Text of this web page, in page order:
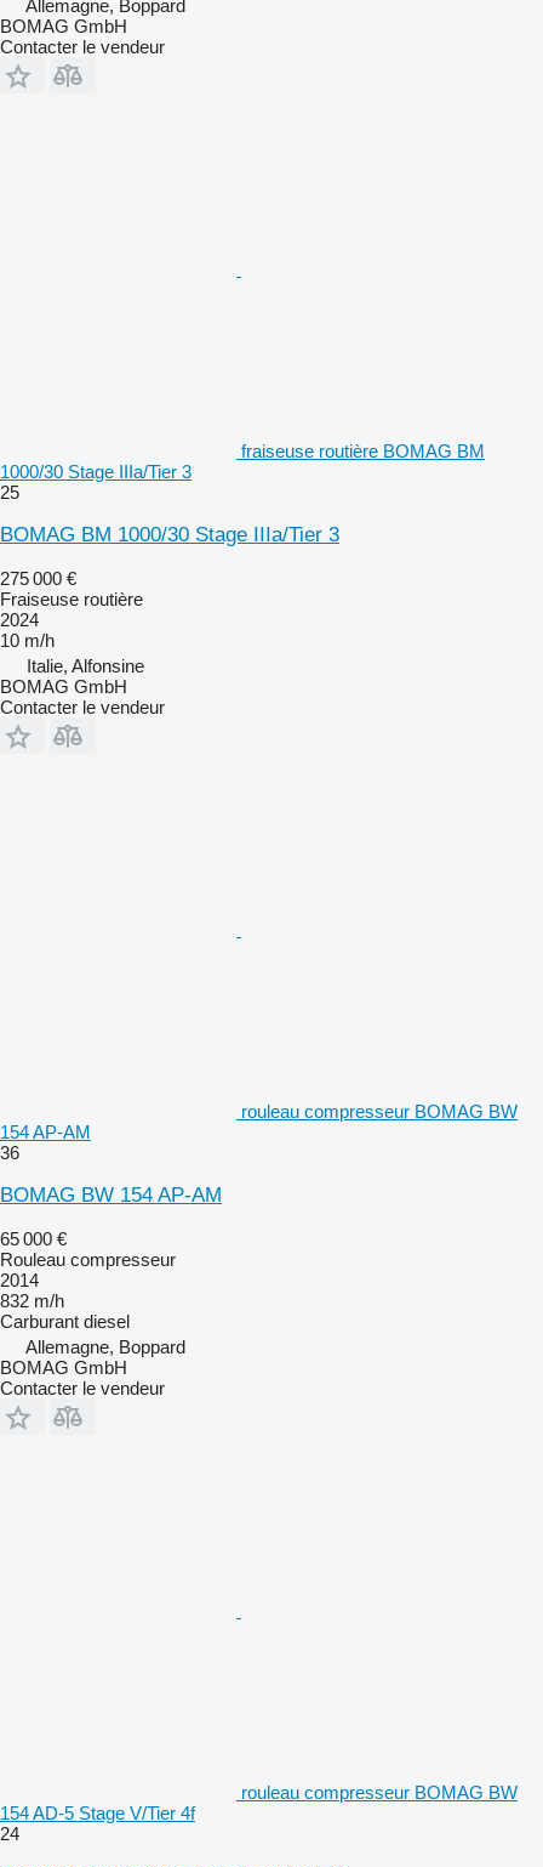
Allemagne, Boppard
BOMAG GmbH
Contacter le vendeur
fraiseuse routière BOMAG BM
1000/30 Stage IIIa/Tier 3
25
BOMAG BM 1000/30 Stage IIIa/Tier 3
275 000 €
Fraiseuse routière
2024
10 m/h
Italie, Alfonsine
BOMAG GmbH
Contacter le vendeur
rouleau compresseur BOMAG BW
154 AP-AM
36
BOMAG BW 154 AP-AM
65 000 €
Rouleau compresseur
2014
832 m/h
Carburant diesel
Allemagne, Boppard
BOMAG GmbH
Contacter le vendeur
rouleau compresseur BOMAG BW
154 AD-5 Stage V/Tier 4f
24